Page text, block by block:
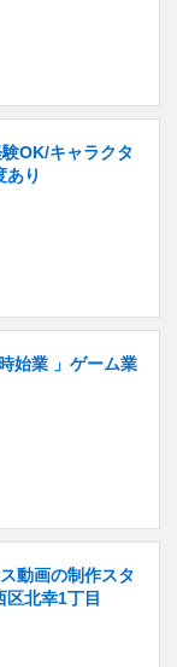
OK/キャラクタ
あり
始業 」ゲーム業
動画の制作スタ
区北幸1丁目